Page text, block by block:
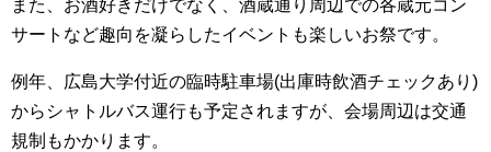
また、お酒好きだけでなく、酒蔵通り周辺での各蔵元コン
サートなど趣向を凝らしたイベントも楽しいお祭です。
例年、広島大学付近の臨時駐車場(出庫時飲酒チェックあり)
からシャトルバス運行も予定されますが、会場周辺は交通
規制もかかります。